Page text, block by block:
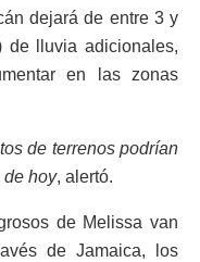
dejará de entre 3 y
de lluvia adicionales,
en las zonas
de terrenos podrían
de hoy, alertó.
de Melissa van
de Jamaica, los